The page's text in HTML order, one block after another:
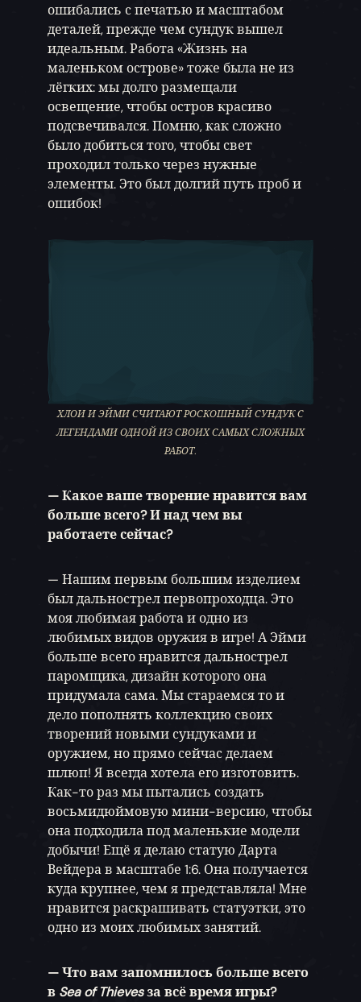
ошибались с печатью и масштабом
деталей, прежде чем сундук вышел
идеальным. Работа «Жизнь на
маленьком острове» тоже была не из
лёгких: мы долго размещали
освещение, чтобы остров красиво
подсвечивался. Помню, как сложно
было добиться того, чтобы свет
проходил только через нужные
элементы. Это был долгий путь проб и
ошибок!
ХЛОИ И ЭЙМИ СЧИТАЮТ РОСКОШНЫЙ СУНДУК С
ЛЕГЕНДАМИ ОДНОЙ ИЗ СВОИХ САМЫХ СЛОЖНЫХ
РАБОТ.
— Какое ваше творение нравится вам
больше всего? И над чем вы
работаете сейчас?
— Нашим первым большим изделием
был дальнострел первопроходца. Это
моя любимая работа и одно из
любимых видов оружия в игре! А Эйми
больше всего нравится дальнострел
паромщика, дизайн которого она
придумала сама. Мы стараемся то и
дело пополнять коллекцию своих
творений новыми сундуками и
оружием, но прямо сейчас делаем
шлюп! Я всегда хотела его изготовить.
Как-то раз мы пытались создать
восьмидюймовую мини-версию, чтобы
она подходила под маленькие модели
добычи! Ещё я делаю статую Дарта
Вейдера в масштабе 1:6. Она получается
куда крупнее, чем я представляла! Мне
нравится раскрашивать статуэтки, это
одно из моих любимых занятий.
— Что вам запомнилось больше всего
в Sea of Thievesза всё время игры?